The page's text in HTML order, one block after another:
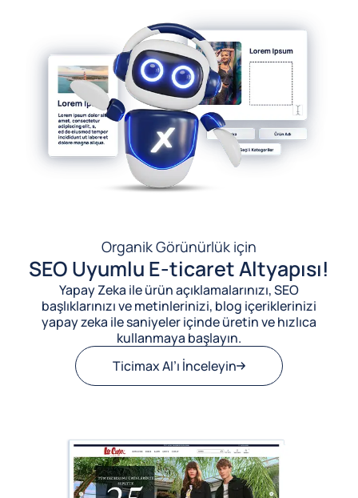
Organik Görünürlük için
SEO Uyumlu E-ticaret Altyapısı!
Yapay Zeka ile ürün açıklamalarınızı, SEO
başlıklarınızı ve metinlerinizi, blog içeriklerinizi
yapay zeka ile saniyeler içinde üretin ve hızlıca
kullanmaya başlayın.
Ticimax AI’ı İnceleyin